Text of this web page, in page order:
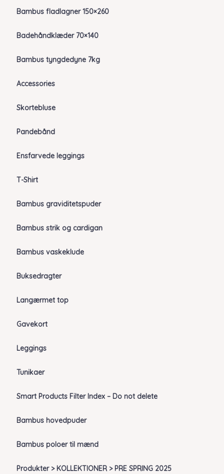
Bambus fladlagner 150×260
Badehåndklæder 70×140
Bambus tyngdedyne 7kg
Accessories
Skortebluse
Pandebånd
Ensfarvede leggings
T-Shirt
Bambus graviditetspuder
Bambus strik og cardigan
Bambus vaskeklude
Buksedragter
Langærmet top
Gavekort
Leggings
Tunikaer
Smart Products Filter Index – Do not delete
Bambus hovedpuder
Bambus poloer til mænd
Produkter > KOLLEKTIONER > PRE SPRING 2025